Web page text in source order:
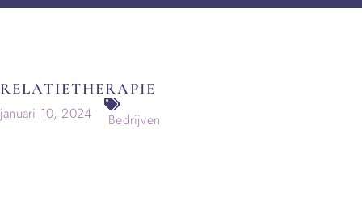
RELATIETHERAPIE
januari 10, 2024
Bedrijven